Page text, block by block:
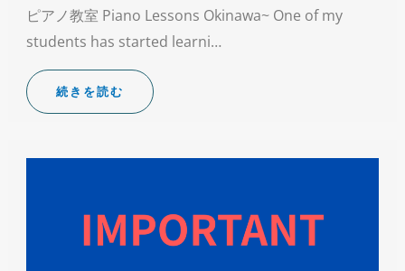
ピアノ教室 Piano Lessons Okinawa~ One of my
students has started learni…
続きを読む